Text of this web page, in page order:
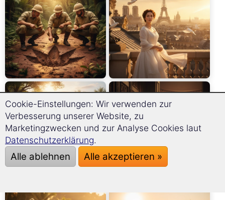
Cookie-Einstellungen: Wir verwenden zur
Verbesserung unserer Website, zu
Marketingzwecken und zur Analyse Cookies laut
Datenschutzerklärung.
Alle ablehnen Alle akzeptieren »